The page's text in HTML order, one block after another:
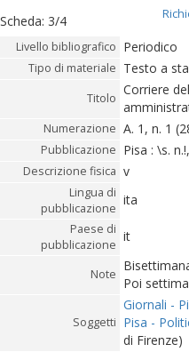
Scheda: 3/4
Livello bibliografico Periodico
Tipo di materiale Testo a
Titolo
Corriere
Numerazione A. 1, n. 1
Pubblicazione Pisa : \s.
Descrizione fisica v
Lingua di
pubblicazione
ita
Paese di
pubblicazione
it
Note
Poi
Soggetti
Giornali -
Pisa -
di Firenze)